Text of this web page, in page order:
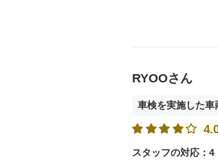
RYOOさん
車検を実施した
スタッフの対応：4